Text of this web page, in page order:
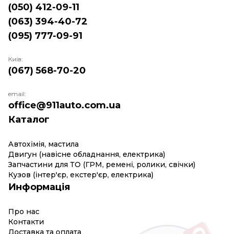
Каталог
Автохімія, мастила
Двигун (навісне обладнання, електрика)
Запчастини для ТО (ГРМ, ремені, ролики, свічки)
Кузов (інтер'єр, екстер'єр, електрика)
Информація
Про нас
Контакти
Доставка та оплата
(050) 412-09-11
(063) 394-40-72
(095) 777-09-91
Київ:
(067) 568-70-20
email:
office@911auto.com.ua